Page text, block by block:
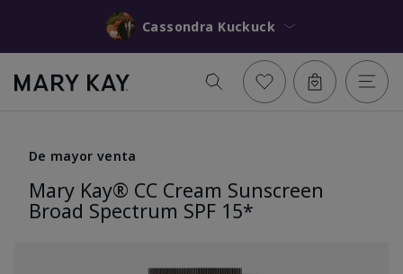
Cassondra Kuckuck
De mayor venta
Mary Kay® CC Cream Sunscreen
Broad Spectrum SPF 15*